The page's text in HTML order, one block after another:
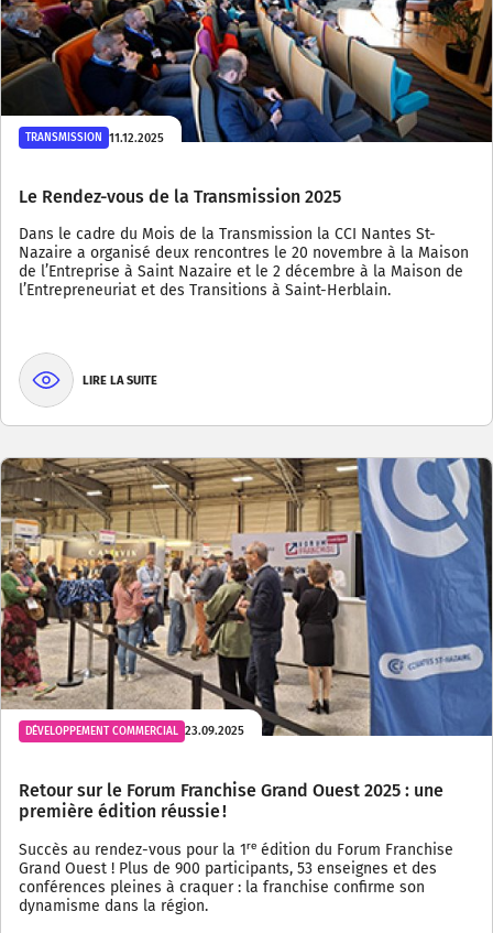
TRANSMISSION 11.12.2025
Le Rendez-vous de la Transmission 2025
Dans le cadre du Mois de la Transmission la CCI Nantes St-
Nazaire a organisé deux rencontres le 20 novembre à la Maison
de l’Entreprise à Saint Nazaire et le 2 décembre à la Maison de
l’Entrepreneuriat et des Transitions à Saint-Herblain.
LIRE LA SUITE
DÉVELOPPEMENT COMMERCIAL 23.09.2025
Retour sur le Forum Franchise Grand Ouest 2025 : une
première édition réussie !
Succès au rendez-vous pour la 1ʳᵉ édition du Forum Franchise
Grand Ouest ! Plus de 900 participants, 53 enseignes et des
conférences pleines à craquer : la franchise confirme son
dynamisme dans la région.